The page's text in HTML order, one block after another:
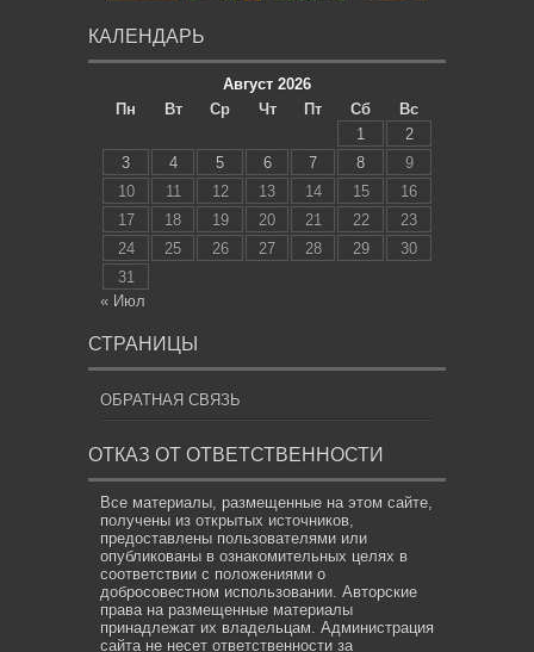
КАЛЕНДАРЬ
Август 2026
Пн
Вт Ср Чт Пт Сб
Вс
1
2
3
4 5 6 7 8
9
10
11 12 13 14 15
16
17
18 19 20 21 22
23
24
25 26 27 28 29
30
31
« Июл
СТРАНИЦЫ
ОБРАТНАЯ СВЯЗЬ
ОТКАЗ ОТ ОТВЕТСТВЕННОСТИ
Все материалы, размещенные на этом сайте,
получены из открытых источников,
предоставлены пользователями или
опубликованы в ознакомительных целях в
соответствии с положениями о
добросовестном использовании. Авторские
права на размещенные материалы
принадлежат их владельцам. Администрация
сайта не несет ответственности за